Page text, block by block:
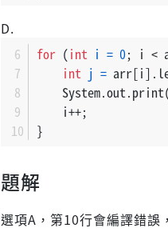
D.
for (int i = 0; i <
int j =
    i++;
}
題解
選項A，第10行會編譯錯誤